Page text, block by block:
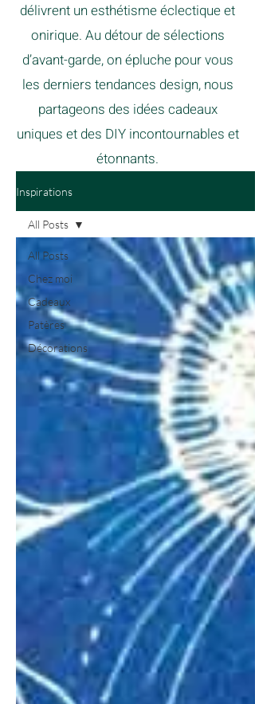
délivrent un esthétisme éclectique et
onirique. Au détour de sélections
d’avant-garde, on épluche pour vous
les derniers tendances design, nous
partageons des idées cadeaux
uniques et des DIY incontournables et
étonnants.
Inspirations
All Posts
Chez moi
Cadeaux
Patères
Décorations
All Posts